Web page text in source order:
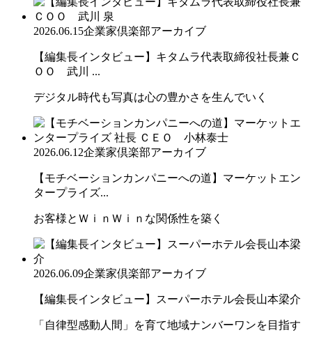
2026.06.15企業家倶楽部アーカイブ
【編集長インタビュー】キタムラ代表取締役社長兼Ｃ
ＯＯ 武川 ...
デジタル時代も写真は心の豊かさを生んでいく
2026.06.12企業家倶楽部アーカイブ
【モチベーションカンパニーへの道】マーケットエン
タープライズ...
お客様とＷｉｎＷｉｎな関係性を築く
2026.06.09企業家倶楽部アーカイブ
【編集長インタビュー】スーパーホテル会長山本梁介
「自律型感動人間」を育て地域ナンバーワンを目指す